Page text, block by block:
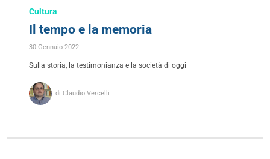
Cultura
Il tempo e la memoria
30 Gennaio 2022
Sulla storia, la testimonianza e la società di oggi
di Claudio Vercelli